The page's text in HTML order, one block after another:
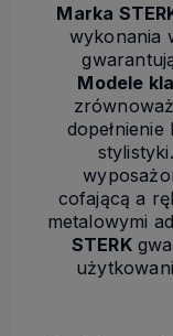
Marka
wykonania
Modele
cofającą a
metalowymi
STERK